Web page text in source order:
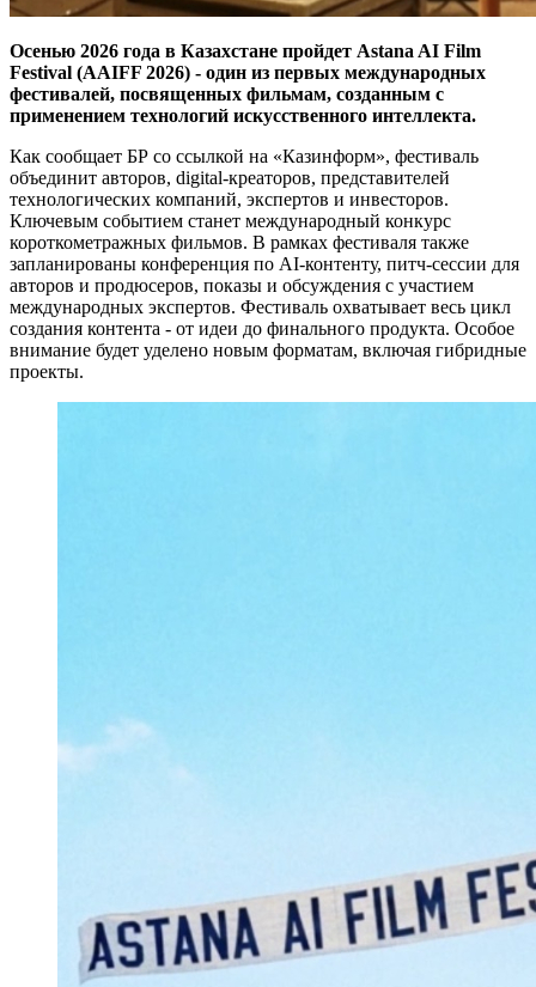
Осенью 2026 года в Казахстане пройдет Astana AI Film
Festival (AAIFF 2026) - один из первых международных
фестивалей, посвященных фильмам, созданным с
применением технологий искусственного интеллекта.
Как сообщает БР со ссылкой на «Казинформ», фестиваль
объединит авторов, digital-креаторов, представителей
технологических компаний, экспертов и инвесторов.
Ключевым событием станет международный конкурс
короткометражных фильмов. В рамках фестиваля также
запланированы конференция по AI-контенту, питч-сессии для
авторов и продюсеров, показы и обсуждения с участием
международных экспертов. Фестиваль охватывает весь цикл
создания контента - от идеи до финального продукта. Особое
внимание будет уделено новым форматам, включая гибридные
проекты.